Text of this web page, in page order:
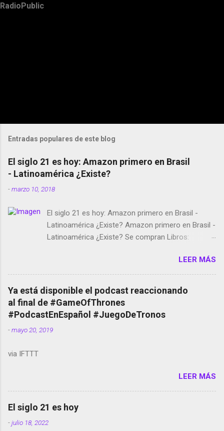
RadioPublic
Entradas populares de este blog
El siglo 21 es hoy: Amazon primero en Brasil
- Latinoamérica ¿Existe?
-marzo 10, 2018
El siglo 21 es hoy: Amazon primero en Brasil -
Latinoamérica ¿Existe? Amazon primero en Brasil -
Latinoamérica ¿Existe? Se compran Libros:
temporada de Black Mirror Twitter deja de verificar
cuentas Responden los fotógrafos Brian May y el
copyright en Instagram Música y vídeo selfies en la
red social Riddley Scott saca a Kevin Spacey de su
película Francisco regaña a los que usan el
smartphone en sus misas La serie de la Tierra
Media GoBee - StartUp de bicicletas de alquiler
Live Photos en Google Photos Llegando Partimos
Dictados en Android El tamaño y su importancia...
LEER MÁS
Ya está disponible el podcast reaccionando
al final de #GameOfThrones
#PodcastEnEspañol #JuegoDeTronos
-mayo 20, 2019
via IFTTT
LEER MÁS
El siglo 21 es hoy
-julio 18, 2022